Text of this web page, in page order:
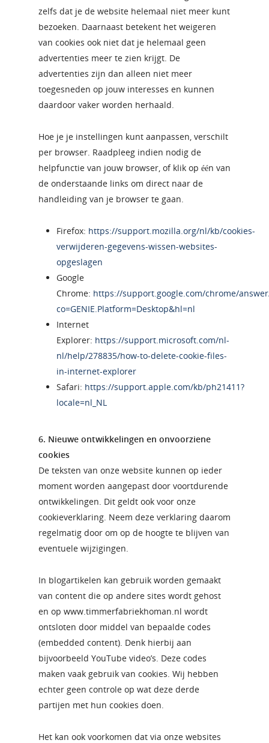
zelfs dat je de website helemaal niet meer kunt
bezoeken. Daarnaast betekent het weigeren
van cookies ook niet dat je helemaal geen
advertenties meer te zien krijgt. De
advertenties zijn dan alleen niet meer
toegesneden op jouw interesses en kunnen
daardoor vaker worden herhaald.
Hoe je je instellingen kunt aanpassen, verschilt
per browser. Raadpleeg indien nodig de
helpfunctie van jouw browser, of klik op één van
de onderstaande links om direct naar de
handleiding van je browser te gaan.
Firefox: https://support.mozilla.org/nl/kb/cookies-
verwijderen-gegevens-wissen-websites-
opgeslagen
Google
Chrome: https://support.google.com/chrome/
co=GENIE.Platform=Desktop&hl=nl
Internet
Explorer: https://support.microsoft.com/nl-
nl/help/278835/how-to-delete-cookie-files-
in-internet-explorer
Safari: https://support.apple.com/kb/ph21411?
locale=nl_NL
6. Nieuwe ontwikkelingen en onvoorziene
cookies
De teksten van onze website kunnen op ieder
moment worden aangepast door voortdurende
ontwikkelingen. Dit geldt ook voor onze
cookieverklaring. Neem deze verklaring daarom
regelmatig door om op de hoogte te blijven van
eventuele wijzigingen.
In blogartikelen kan gebruik worden gemaakt
van content die op andere sites wordt gehost
en op www.timmerfabriekhoman.nl wordt
ontsloten door middel van bepaalde codes
(embedded content). Denk hierbij aan
bijvoorbeeld YouTube video’s. Deze codes
maken vaak gebruik van cookies. Wij hebben
echter geen controle op wat deze derde
partijen met hun cookies doen.
Het kan ook voorkomen dat via onze websites